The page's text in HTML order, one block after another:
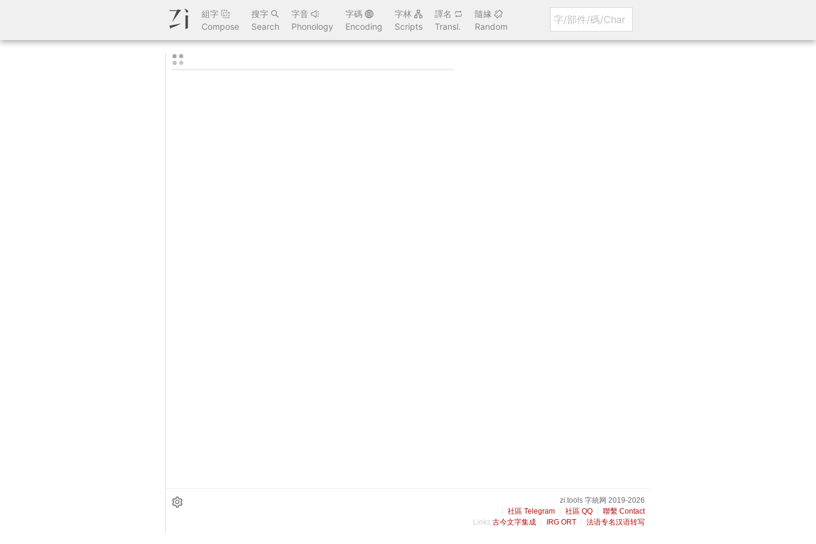
組字
Compose
搜字
Search
字音
Phonology
字碼
Encoding
字林
Scripts
譯名
Transl.
隨緣
Random
zi.tools 字統网 2019-2026
社區 Telegram
社區 QQ
聯繫 Contact
Links:古今文字集成 IRG ORT 法语专名汉语转写